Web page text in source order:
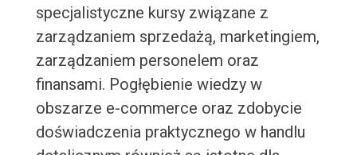
specjalistyczne kursy związane z
zarządzaniem sprzedażą, marketingiem,
zarządzaniem personelem oraz
finansami. Pogłębienie wiedzy w
obszarze e-commerce oraz zdobycie
doświadczenia praktycznego w handlu